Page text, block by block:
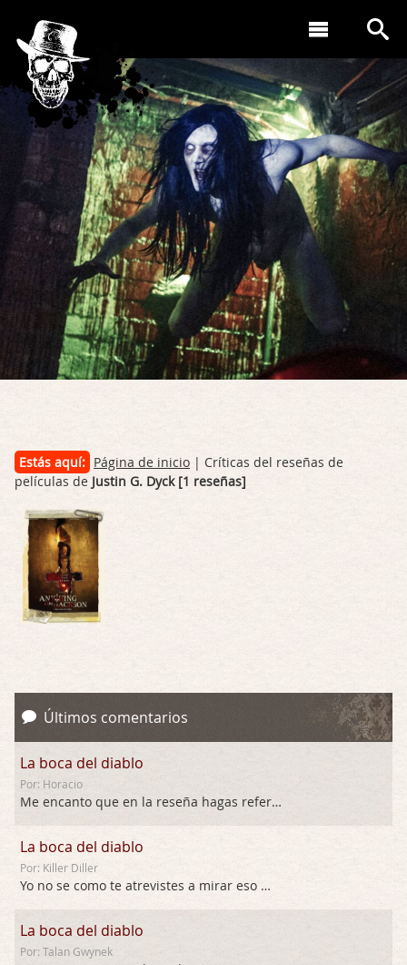
Estás aquí: Página de inicio | Críticas del reseñas de
películas de Justin G. Dyck [1 reseñas]
Últimos comentarios
La boca del diablo
Por: Horacio
Me encanto que en la reseña hagas referen …
La boca del diablo
Por: Killer Diller
Yo no se como te atrevistes a mirar eso …
La boca del diablo
Por: Talan Gwynek